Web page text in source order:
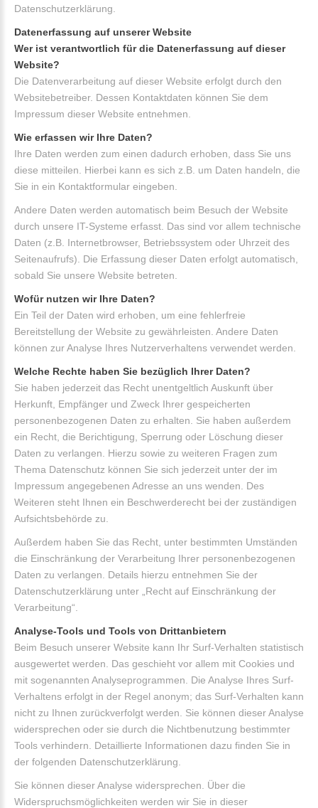
Datenschutzerklärung.
Datenerfassung auf unserer Website
Wer ist verantwortlich für die Datenerfassung auf dieser
Website?
Die Datenverarbeitung auf dieser Website erfolgt durch den
Websitebetreiber. Dessen Kontaktdaten können Sie dem
Impressum dieser Website entnehmen.
Wie erfassen wir Ihre Daten?
Ihre Daten werden zum einen dadurch erhoben, dass Sie uns
diese mitteilen. Hierbei kann es sich z.B. um Daten handeln, die
Sie in ein Kontaktformular eingeben.
Andere Daten werden automatisch beim Besuch der Website
durch unsere IT-Systeme erfasst. Das sind vor allem technische
Daten (z.B. Internetbrowser, Betriebssystem oder Uhrzeit des
Seitenaufrufs). Die Erfassung dieser Daten erfolgt automatisch,
sobald Sie unsere Website betreten.
Wofür nutzen wir Ihre Daten?
Ein Teil der Daten wird erhoben, um eine fehlerfreie
Bereitstellung der Website zu gewährleisten. Andere Daten
können zur Analyse Ihres Nutzerverhaltens verwendet werden.
Welche Rechte haben Sie bezüglich Ihrer Daten?
Sie haben jederzeit das Recht unentgeltlich Auskunft über
Herkunft, Empfänger und Zweck Ihrer gespeicherten
personenbezogenen Daten zu erhalten. Sie haben außerdem
ein Recht, die Berichtigung, Sperrung oder Löschung dieser
Daten zu verlangen. Hierzu sowie zu weiteren Fragen zum
Thema Datenschutz können Sie sich jederzeit unter der im
Impressum angegebenen Adresse an uns wenden. Des
Weiteren steht Ihnen ein Beschwerderecht bei der zuständigen
Aufsichtsbehörde zu.
Außerdem haben Sie das Recht, unter bestimmten Umständen
die Einschränkung der Verarbeitung Ihrer personenbezogenen
Daten zu verlangen. Details hierzu entnehmen Sie der
Datenschutzerklärung unter „Recht auf Einschränkung der
Verarbeitung“.
Analyse-Tools und Tools von Drittanbietern
Beim Besuch unserer Website kann Ihr Surf-Verhalten statistisch
ausgewertet werden. Das geschieht vor allem mit Cookies und
mit sogenannten Analyseprogrammen. Die Analyse Ihres Surf-
Verhaltens erfolgt in der Regel anonym; das Surf-Verhalten kann
nicht zu Ihnen zurückverfolgt werden. Sie können dieser Analyse
widersprechen oder sie durch die Nichtbenutzung bestimmter
Tools verhindern. Detaillierte Informationen dazu finden Sie in
der folgenden Datenschutzerklärung.
Sie können dieser Analyse widersprechen. Über die
Widerspruchsmöglichkeiten werden wir Sie in dieser